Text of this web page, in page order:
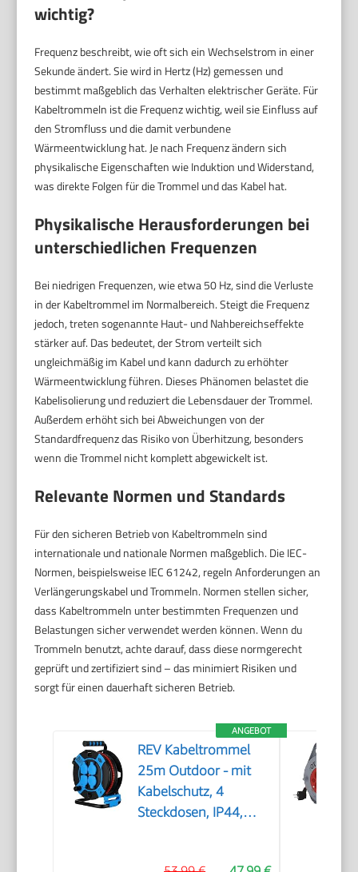
wichtig?
Frequenz beschreibt, wie oft sich ein Wechselstrom in einer
Sekunde ändert. Sie wird in Hertz (Hz) gemessen und
bestimmt maßgeblich das Verhalten elektrischer Geräte. Für
Kabeltrommeln ist die Frequenz wichtig, weil sie Einfluss auf
den Stromfluss und die damit verbundene
Wärmeentwicklung hat. Je nach Frequenz ändern sich
physikalische Eigenschaften wie Induktion und Widerstand,
was direkte Folgen für die Trommel und das Kabel hat.
Physikalische Herausforderungen bei
unterschiedlichen Frequenzen
Bei niedrigen Frequenzen, wie etwa 50 Hz, sind die Verluste
in der Kabeltrommel im Normalbereich. Steigt die Frequenz
jedoch, treten sogenannte Haut- und Nahbereichseffekte
stärker auf. Das bedeutet, der Strom verteilt sich
ungleichmäßig im Kabel und kann dadurch zu erhöhter
Wärmeentwicklung führen. Dieses Phänomen belastet die
Kabelisolierung und reduziert die Lebensdauer der Trommel.
Außerdem erhöht sich bei Abweichungen von der
Standardfrequenz das Risiko von Überhitzung, besonders
wenn die Trommel nicht komplett abgewickelt ist.
Relevante Normen und Standards
Für den sicheren Betrieb von Kabeltrommeln sind
internationale und nationale Normen maßgeblich. Die IEC-
Normen, beispielsweise IEC 61242, regeln Anforderungen an
Verlängerungskabel und Trommeln. Normen stellen sicher,
dass Kabeltrommeln unter bestimmten Frequenzen und
Belastungen sicher verwendet werden können. Wenn du
Trommeln benutzt, achte darauf, dass diese normgerecht
geprüft und zertifiziert sind – das minimiert Risiken und
sorgt für einen dauerhaft sicheren Betrieb.
ANGEBOT
REV Kabeltrommel
25m Outdoor - mit
Kabelschutz, 4
Steckdosen, IP44,